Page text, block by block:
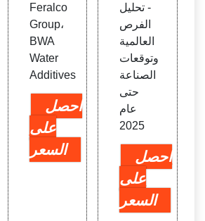
Feralco
Group،
BWA
Water
Additives
احصل
على
السعر
- تحليل
الفرص
العالمية
وتوقعات
الصناعة
حتى
عام
2025
احصل
على
السعر